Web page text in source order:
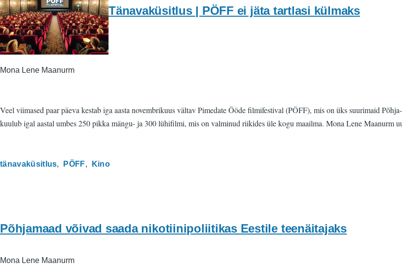
Tänavaküsitlus | PÖFF ei jäta tartlasi külmaks
Mona Lene Maanurm
Veel viimased paar päeva kestab iga aasta novembrikuus vältav Pimedate Ööde filmifestival (PÖFF), mis on üks suurimaid
kuulub igal aastal umbes 250 pikka mängu- ja 300 lühifilmi, mis on valminud riikides üle kogu maailma. Mona Lene Maanurm
tänavaküsitlus PÖFF Kino
Põhjamaad võivad saada nikotiinipoliitikas Eestile teenäitajaks
Mona Lene Maanurm